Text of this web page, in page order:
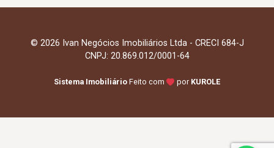
© 2026 Ivan Negócios Imobiliários Ltda - CRECI 684-J
CNPJ: 20.869.012/0001-64
Sistema Imobiliário Feito com por KUROLE